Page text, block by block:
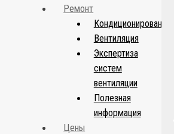
Ремонт
Кондиционирование
Вентиляция
Экспертиза
систем
вентиляции
Полезная
информация
Цены